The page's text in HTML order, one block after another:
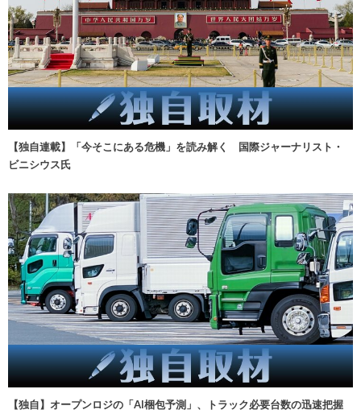
【独自連載】「今そこにある危機」を読み解く 国際ジャーナリスト・
ビニシウス氏
【独自】オープンロジの「AI梱包予測」、トラック必要台数の迅速把握